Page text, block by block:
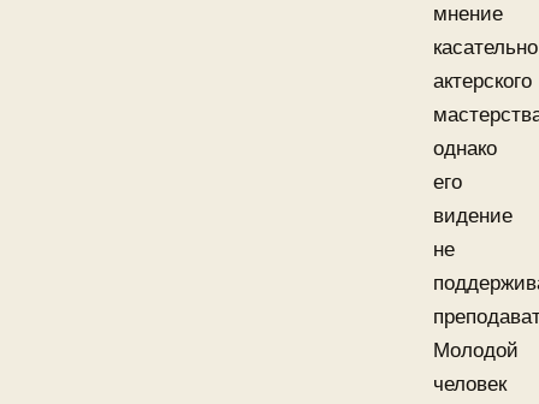
мнение
касательно
актерского
однако
его
видение
не
Молодой
человек